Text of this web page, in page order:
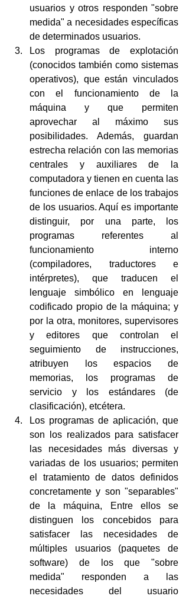
usuarios y otros responden "sobre
medida" a necesidades específicas
de determinados usuarios.
Los programas de explotación
(conocidos también como sistemas
operativos), que están vinculados
con el funcionamiento de la
máquina y que permiten
aprovechar al máximo sus
posibilidades. Además, guardan
estrecha relación con las memorias
centrales y auxiliares de la
computadora y tienen en cuenta las
funciones de enlace de los trabajos
de los usuarios. Aquí es importante
distinguir, por una parte, los
programas referentes al
funcionamiento interno
(compiladores, traductores e
intérpretes), que traducen el
lenguaje simbólico en lenguaje
codificado propio de la máquina; y
por la otra, monitores, supervisores
y editores que controlan el
seguimiento de instrucciones,
atribuyen los espacios de
memorias, los programas de
servicio y los estándares (de
clasificación), etcétera.
Los programas de aplicación, que
son los realizados para satisfacer
las necesidades más diversas y
variadas de los usuarios; permiten
el tratamiento de datos definidos
concretamente y son "separables"
de la máquina, Entre ellos se
distinguen los concebidos para
satisfacer las necesidades de
múltiples usuarios (paquetes de
software) de los que "sobre
medida" responden a las
necesidades del usuario